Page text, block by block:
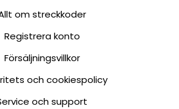
om streckkoder
Registrera konto
Försäljningsvillkor
och cookiespolicy
och support